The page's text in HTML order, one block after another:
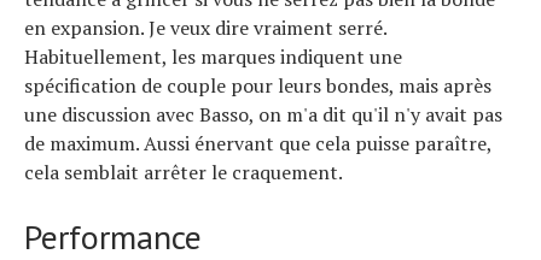
en expansion. Je veux dire vraiment serré.
Habituellement, les marques indiquent une
spécification de couple pour leurs bondes, mais après
une discussion avec Basso, on m'a dit qu'il n'y avait pas
de maximum. Aussi énervant que cela puisse paraître,
cela semblait arrêter le craquement.
Performance